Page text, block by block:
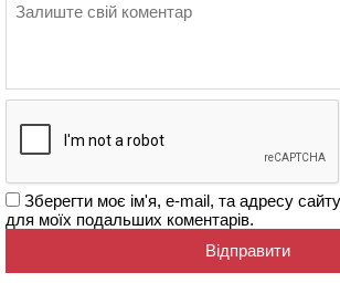
Зберегти моє ім'я, e-mail, та адресу
для моїх подальших коментарів.